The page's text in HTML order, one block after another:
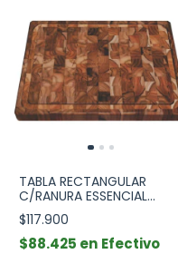
TABLA RECTANGULAR
C/RANURA ESSENCIAL
50x38x4 cm
$117.900
$88.425 Efectivo